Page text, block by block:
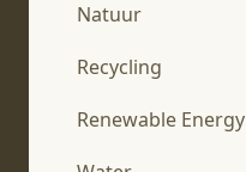
Natuur
Recycling
Renewable Energy